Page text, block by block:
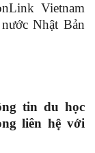
Vietnam
Nhật Bản
tin du học
liên hệ với